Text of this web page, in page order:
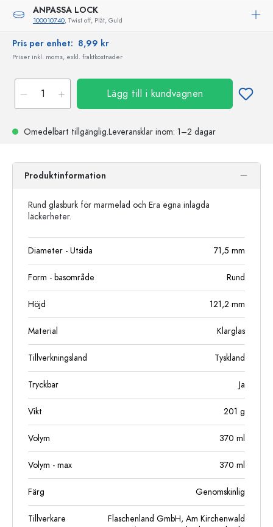
ANPASSA LOCK
100010740, Twist off, Plåt, Guld
Pris per enhet: 8,99 kr
Priser inkl. moms, exkl. fraktkostnader
Lägg till i kundvagnen
Omedelbart tillgänglig.Leveransklar inom: 1–2 dagar
Produktinformation
Rund glasburk för marmelad och Era egna inlagda
läckerheter.
Diameter - Utsida 71,5 mm
Form - basområde Rund
Höjd 121,2 mm
Material Klarglas
Tillverkningsland Tyskland
Tryckbar Ja
Vikt 201 g
Volym 370 ml
Volym - max 370 ml
Färg Genomskinlig
Tillverkare
Flaschenland GmbH, Am Kirchenwald